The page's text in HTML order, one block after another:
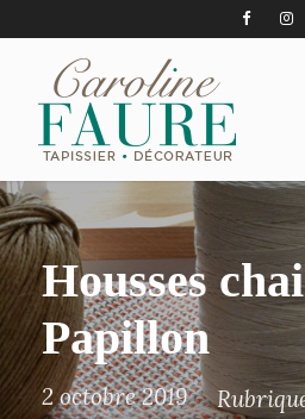
Housses
Papillon
2 octobre 2019